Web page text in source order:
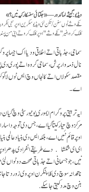
ویڈیو: گیشے لہاکدور — «جگتائی سنسکار کیہ نیں؟»
نکے وشے نوں سنن/تکن لئی ویڈیو سکرین اوپر سجی نکر
کلک کرو، فیر "نکے وشے" اوپر کلک کرو تے اپنی من
سماجی، جذباتی اتے اخلاقی ودیا اک
نال ذمہ وار پرش، سماجی گروہ اتے پوری
مقصد سکولاں اتے کالجاں وچ ایس نوں لاگو
اے۔
ایہ تربیتی پروگرام ایموری یونیورسٹی وچ
مرکز وچ تیار کیتا گیا اے، جس دی توجہ دا
اوپر قائم نئیں اے، بلکہ ایس دی بنیاد
ای ای شکشا دے طریقے انفرادی پدھر
نیں، جو جسمانی اتے جذباتی صحت
ناقدانہ سوچ دی کلا پنگرن اوپر وی زور دتا
بنن وچ مدد کیتی جا سکے.